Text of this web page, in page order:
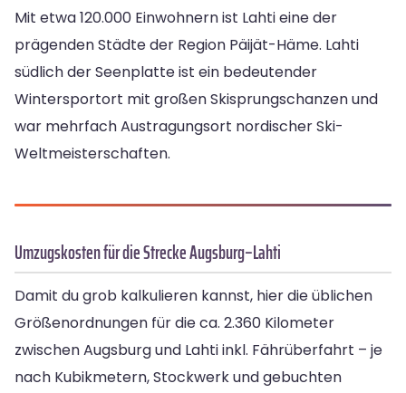
Mit etwa 120.000 Einwohnern ist Lahti eine der
prägenden Städte der Region Päijät-Häme. Lahti
südlich der Seenplatte ist ein bedeutender
Wintersportort mit großen Skisprungschanzen und
war mehrfach Austragungsort nordischer Ski-
Weltmeisterschaften.
Umzugskosten für die Strecke Augsburg–Lahti
Damit du grob kalkulieren kannst, hier die üblichen
Größenordnungen für die ca. 2.360 Kilometer
zwischen Augsburg und Lahti inkl. Fährüberfahrt – je
nach Kubikmetern, Stockwerk und gebuchten